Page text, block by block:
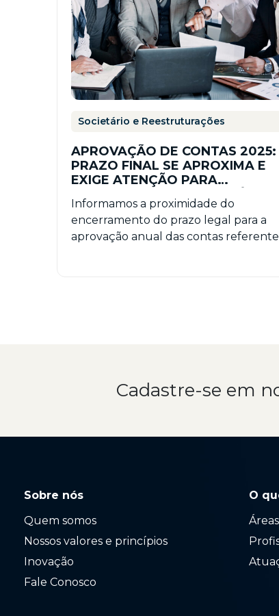
Societário e Reestruturações
APROVAÇÃO DE CONTAS 2025:
PRAZO FINAL SE APROXIMA E
EXIGE ATENÇÃO PARA
Informamos a proximidade do
encerramento do prazo legal para a
aprovação anual das contas
Cadastre-se em
Sobre nós
Quem somos
Nossos valores e princípios
Inovação
Fale Conosco
O